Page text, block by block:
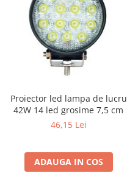
Proiector led lampa de lucru
42W 14 led grosime 7,5 cm
46,15 Lei
ADAUGA IN COS